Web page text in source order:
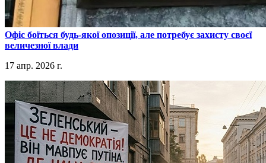
​Офіс боїться будь-якої опозиції, але потребує захисту своєї
величезної влади
17 апр. 2026 г.